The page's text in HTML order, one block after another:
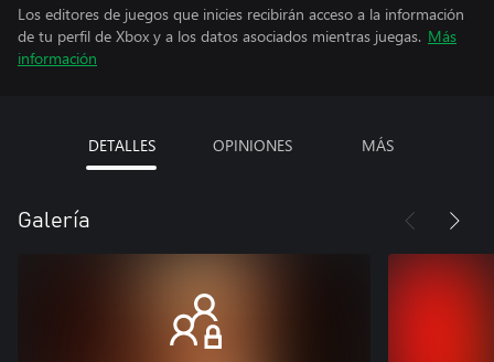
Los editores de juegos que inicies recibirán acceso a la información
de tu perfil de Xbox y a los datos asociados mientras juegas. Más
información
DETALLES OPINIONES MÁS
Galería